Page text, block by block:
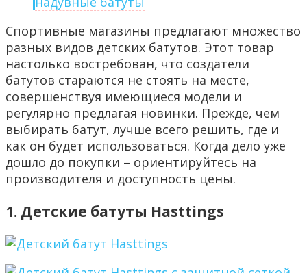
Спортивные магазины предлагают множество
разных видов детских батутов. Этот товар
настолько востребован, что создатели
батутов стараются не стоять на месте,
совершенствуя имеющиеся модели и
регулярно предлагая новинки. Прежде, чем
выбирать батут, лучше всего решить, где и
как он будет использоваться. Когда дело уже
дошло до покупки – ориентируйтесь на
производителя и доступность цены.
1. Детские батуты Hasttings